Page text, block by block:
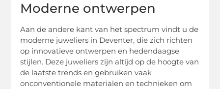
Moderne ontwerpen
Aan de andere kant van het spectrum vindt u de
moderne juweliers in Deventer, die zich richten
op innovatieve ontwerpen en hedendaagse
stijlen. Deze juweliers zijn altijd op de hoogte van
de laatste trends en gebruiken vaak
onconventionele materialen en technieken om